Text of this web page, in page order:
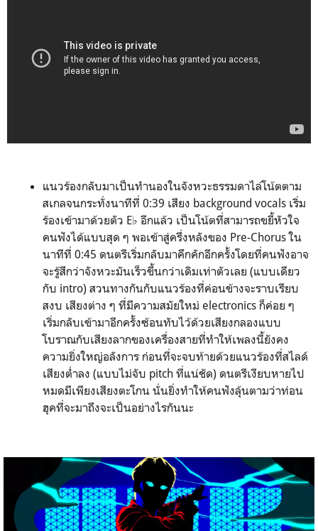
แนวร้องกลับมาเป็นทำนองในจังหวะธรรมดาไล่โน้ตตาม
สเกลจนกระทั่งนาทีที่ 0:39 เสียง background vocals เริ่ม
ร้องเข้ามาด้วยตัว E♭ อีกแล้ว เป็นโน้ตที่สามารถขยี้หัวใจ
คนฟังได้แบบสุด ๆ พอเข้าสู่ครึ่งหลังของ Pre-Chorus ใน
นาทีที่ 0:45 ดนตรีเริ่มกลับมาคึกคักอีกครั้งโดยที่คนฟังอาจ
จะรู้สึกว่าจังหวะมันเร็วขึ้นกว่าเดิมเท่าตัวเลย (แบบเดียว
กับ intro) สวนทางกันกับแนวร้องที่ค่อนข้างจะราบเรียบ
สงบ เสียงต่าง ๆ ที่มีความสมัยใหม่ electronics ก็ค่อย ๆ
เริ่มกลับเข้ามาอีกครั้งซ้อนทับไว้ด้วยเสียงกลองแบบ
โบราณกับเสียงลากของเครื่องสายที่ทำให้เพลงนี้ยังคง
ความยิ่งใหญ่อลังการ ก่อนที่จะจบท้ายด้วยแนวร้องที่สไลด์
เสียงต่ำลง (แบบไม่จับ pitch ที่แน่ชัด) ดนตรีเงียบหายไป
หมดมีเพียงเสียงตะโกน นั่นยิ่งทำให้คนฟังลุ้นตามว่าท่อน
ฮุคที่จะมาถึงจะเป็นอย่างไรกันนะ